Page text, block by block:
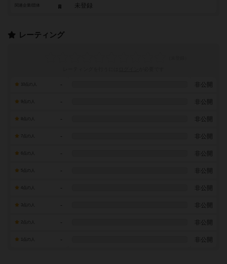
未登録
レーティング
- 非公開
9点の人 - 非公開
- 非公開
7点の人 - 非公開
- 非公開
- 非公開
- 非公開
- 非公開
- 非公開
- 非公開